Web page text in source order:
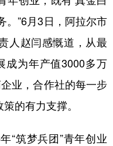
云南 西藏
青海 宁夏
黑龙江
。”6月3日，阿拉尔市
人赵闫感慨道，从最
成为年产值3000多万
业，合作社的每一步
的有力支撑。
筑梦兵团”青年创业